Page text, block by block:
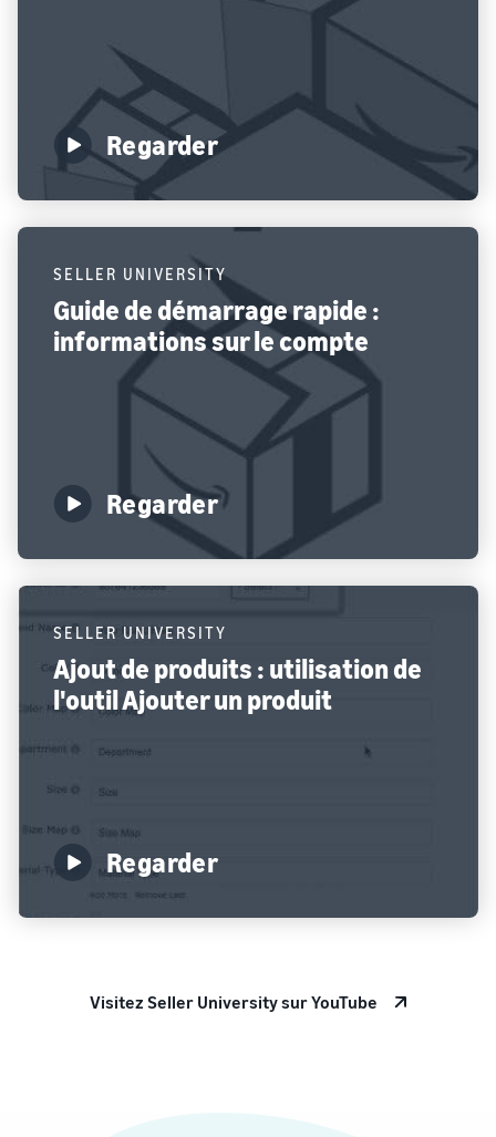
Regarder
SELLER UNIVERSITY
Guide de démarrage rapide :
informations sur le compte
Regarder
SELLER UNIVERSITY
Ajout de produits : utilisation de
l'outil Ajouter un produit
Regarder
Visitez Seller University sur YouTube